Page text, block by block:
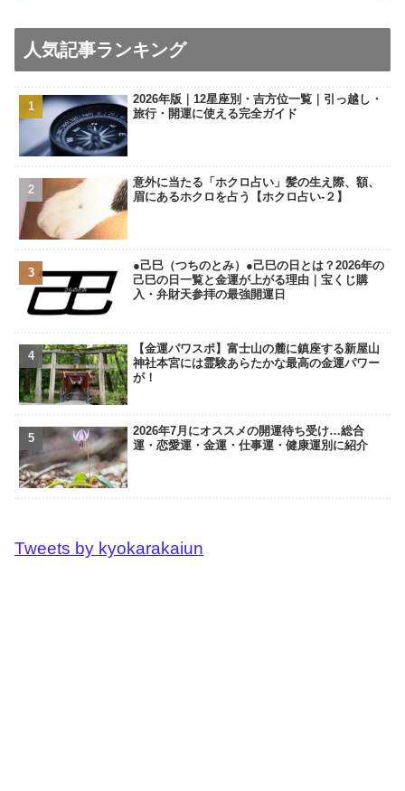
人気記事ランキング
2026年版｜12星座別・吉方位一覧｜引っ越し・
旅行・開運に使える完全ガイド
意外に当たる「ホクロ占い」髪の生え際、額、
眉にあるホクロを占う【ホクロ占い‐２】
●己巳（つちのとみ）●己巳の日とは？2026年の
己巳の日一覧と金運が上がる理由｜宝くじ購
入・弁財天参拝の最強開運日
【金運パワスポ】富士山の麓に鎮座する新屋山
神社本宮には霊験あらたかな最高の金運パワー
が！
2026年7月にオススメの開運待ち受け…総合
運・恋愛運・金運・仕事運・健康運別に紹介
Tweets by kyokarakaiun